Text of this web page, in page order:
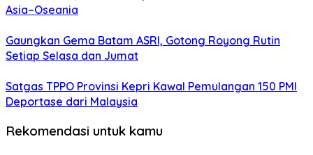
Asia–Oseania
Gaungkan Gema Batam ASRI, Gotong Royong Rutin
Setiap Selasa dan Jumat
Satgas TPPO Provinsi Kepri Kawal Pemulangan 150 PMI
Deportase dari Malaysia
Rekomendasi untuk kamu